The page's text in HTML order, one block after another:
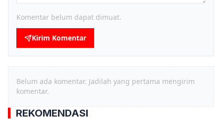
Komentar belum dapat dimuat.
Kirim Komentar
Belum ada komentar. Jadilah yang pertama mengirim
komentar.
REKOMENDASI